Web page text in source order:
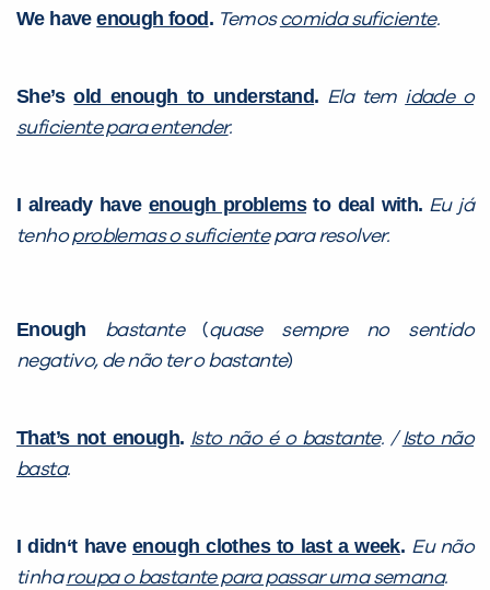
We haveenough food . Temoscomida suficiente.
She’sold enough to understand. Ela tem idade o
suficiente para entender.
I already have enough problemsto deal with. Eu já
tenhoproblemas o suficientepara resolver.
Enough bastante(quase sempre no sentido
negativo, de não ter o bastante)
That’s not enough. Isto não é o bastante. /Isto não
basta.
I didn‘t have enough clothes to last a week. Eu não
tinharoupa o bastante para passar uma semana.
VOLTAR